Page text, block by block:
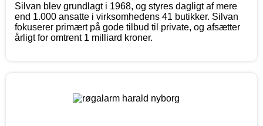
Silvan blev grundlagt i 1968, og styres dagligt af mere
end 1.000 ansatte i virksomhedens 41 butikker. Silvan
fokuserer primært på gode tilbud til private, og afsætter
årligt for omtrent 1 milliard kroner.